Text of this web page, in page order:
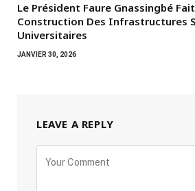
Le Président Faure Gnassingbé
Construction Des Infrastructures
Universitaires
JANVIER 30, 2026
LEAVE A REPLY